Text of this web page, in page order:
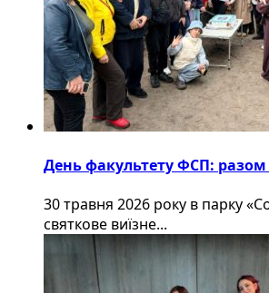
День факультету ФСП: разом
30 травня 2026 року в парку
святкове виїзне...